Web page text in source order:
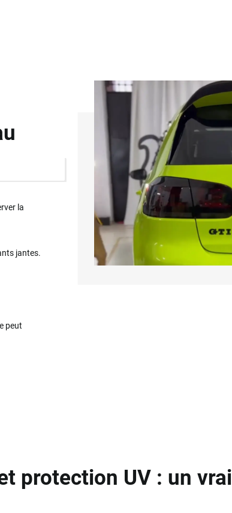
la
jantes.
peut
protection UV : un vrai